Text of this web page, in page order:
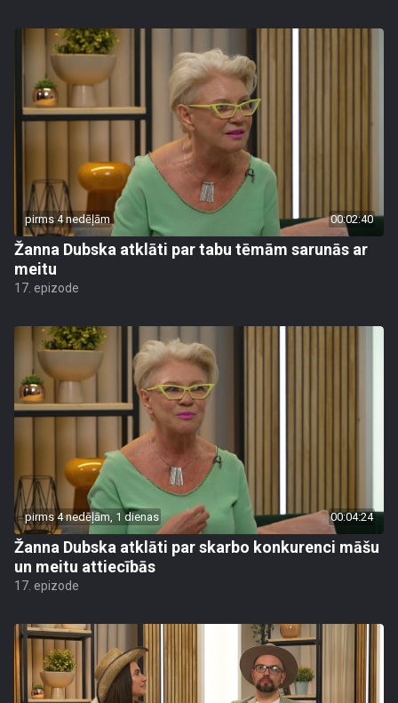
pirms 4 nedēļām 00:02:40
Žanna Dubska atklāti par tabu tēmām sarunās ar
meitu
17. epizode
pirms 4 nedēļām, 1 dienas 00:04:24
Žanna Dubska atklāti par skarbo konkurenci māšu
un meitu attiecībās
17. epizode